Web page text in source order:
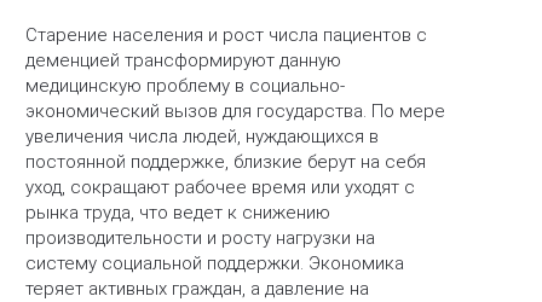
Старение населения и рост числа пациентов с
деменцией трансформируют данную
медицинскую проблему в социально-
экономический вызов для государства. По мере
увеличения числа людей, нуждающихся в
постоянной поддержке, близкие берут на себя
уход, сокращают рабочее время или уходят с
рынка труда, что ведет к снижению
производительности и росту нагрузки на
систему социальной поддержки. Экономика
теряет активных граждан, а давление на